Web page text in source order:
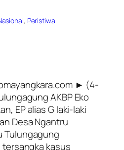
, Peristiwa
► (4-
AKBP Eko
EP alias G laki-laki
Desa Ngantru
Tulungagung
kasus